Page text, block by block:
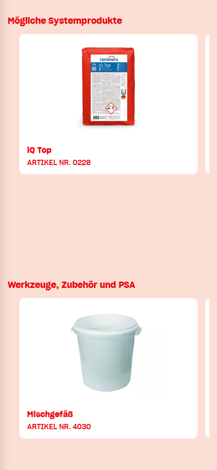
Mögliche Systemprodukte
iQ Top
ARTIKEL NR. 0228
Werkzeuge, Zubehör und PSA
Mischgefäß
ARTIKEL NR. 4030